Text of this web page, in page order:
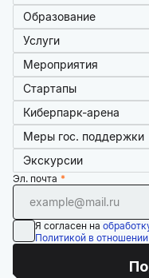
Образование
Услуги
Мероприятия
Стартапы
Киберпарк-арена
Меры гос. поддержки
Экскурсии
Эл. почта
Я согласен на
Политикой в